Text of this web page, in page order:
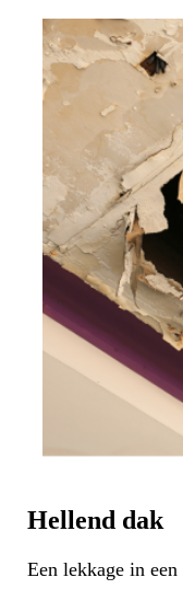
Hellend dak
Een lekkage in